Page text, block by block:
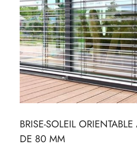
BRISE-SOLEIL
DE 80 MM